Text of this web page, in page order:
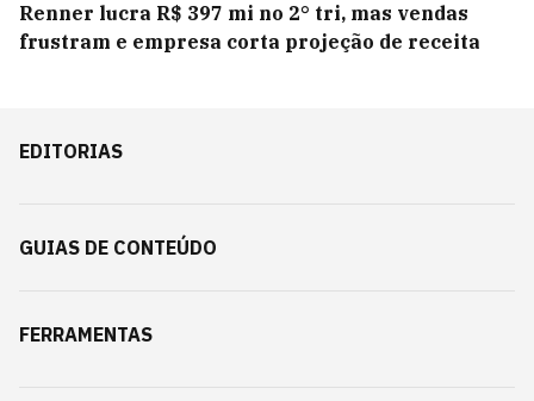
Renner lucra R$ 397 mi no 2° tri, mas vendas
frustram e empresa corta projeção de receita
EDITORIAS
GUIAS DE CONTEÚDO
FERRAMENTAS